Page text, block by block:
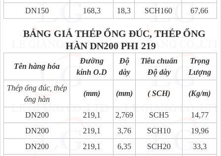
DN150
168,3 18,3 SCH160 67,66
BẢNG GIÁ THÉP ỐNG ĐÚC, THÉP ỐNG
HÀNDN200 PHI 219
Tên hàng hóa
Đường
kính O.D
Độ
dày
Tiêu chuẩn
Độ dày
Trọng
Lượng
Thép ống đúc, thép
ống hàn
(mm) (mm) ( SCH) (Kg/m)
DN200 219,1 2,769 SCH5
14,77
DN200
219,1 3,76 SCH10
19,96
DN200
219,1 6,35 SCH20
33,3